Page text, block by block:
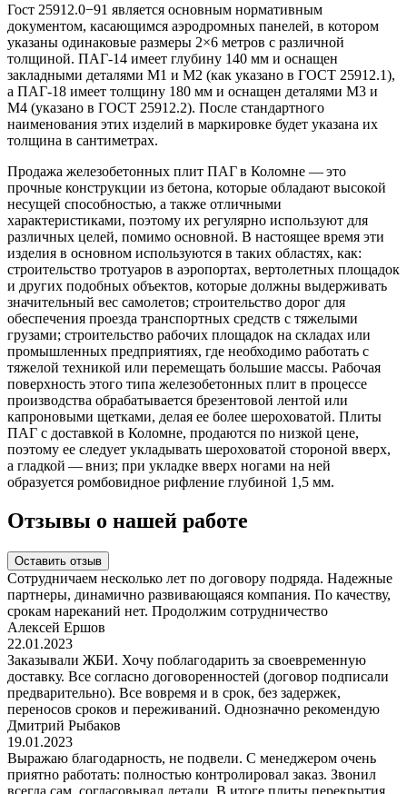
Гост 25912.0−91 является основным нормативным
документом, касающимся аэродромных панелей, в котором
указаны одинаковые размеры 2×6 метров с различной
толщиной. ПАГ-14 имеет глубину 140 мм и оснащен
закладными деталями М1 и М2 (как указано в ГОСТ 25912.1),
а ПАГ-18 имеет толщину 180 мм и оснащен деталями М3 и
М4 (указано в ГОСТ 25912.2). После стандартного
наименования этих изделий в маркировке будет указана их
толщина в сантиметрах.
Продажа железобетонных плит ПАГ в Коломне — это
прочные конструкции из бетона, которые обладают высокой
несущей способностью, а также отличными
характеристиками, поэтому их регулярно используют для
различных целей, помимо основной. В настоящее время эти
изделия в основном используются в таких областях, как:
строительство тротуаров в аэропортах, вертолетных площадок
и других подобных объектов, которые должны выдерживать
значительный вес самолетов; строительство дорог для
обеспечения проезда транспортных средств с тяжелыми
грузами; строительство рабочих площадок на складах или
промышленных предприятиях, где необходимо работать с
тяжелой техникой или перемещать большие массы. Рабочая
поверхность этого типа железобетонных плит в процессе
производства обрабатывается брезентовой лентой или
капроновыми щетками, делая ее более шероховатой. Плиты
ПАГ с доставкой в Коломне, продаются по низкой цене,
поэтому ее следует укладывать шероховатой стороной вверх,
а гладкой — вниз; при укладке вверх ногами на ней
образуется ромбовидное рифление глубиной 1,5 мм.
Отзывы о нашей работе
Оставить отзыв
Сотрудничаем несколько лет по договору подряда. Надежные
партнеры, динамично развивающаяся компания. По качеству,
срокам нареканий нет. Продолжим сотрудничество
Алексей Ершов
22.01.2023
Заказывали ЖБИ. Хочу поблагодарить за своевременную
доставку. Все согласно договоренностей (договор подписали
предварительно). Все вовремя и в срок, без задержек,
переносов сроков и переживаний. Однозначно рекомендую
Дмитрий Рыбаков
19.01.2023
Выражаю благодарность, не подвели. С менеджером очень
приятно работать: полностью контролировал заказ. Звонил
всегда сам, согласовывал детали. В итоге плиты перекрытия